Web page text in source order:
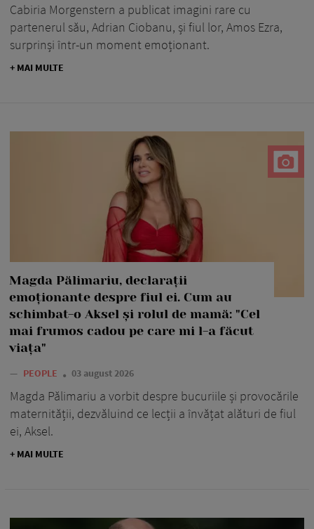
Cabiria Morgenstern a publicat imagini rare cu
partenerul său, Adrian Ciobanu, și fiul lor, Amos Ezra,
surprinși într-un moment emoționant.
+ MAI MULTE
Magda Pălimariu, declarații
emoționante despre fiul ei. Cum au
schimbat-o Aksel și rolul de mamă: "Cel
mai frumos cadou pe care mi l-a făcut
viața"
— PEOPLE 03 august 2026
Magda Pălimariu a vorbit despre bucuriile și provocările
maternității, dezvăluind ce lecții a învățat alături de fiul
ei, Aksel.
+ MAI MULTE